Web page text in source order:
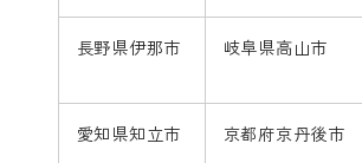
長野県伊那市 岐阜県高山市
愛知県知立市 京都府京丹後市